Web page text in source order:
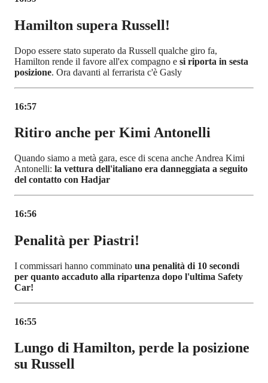
Hamilton supera Russell!
Dopo essere stato superato da Russell qualche giro fa,
Hamilton rende il favore all'ex compagno e si riporta in sesta
posizione. Ora davanti al ferrarista c'è Gasly
16:57
Ritiro anche per Kimi Antonelli
Quando siamo a metà gara, esce di scena anche Andrea Kimi
Antonelli: la vettura dell'italiano era danneggiata a seguito
del contatto con Hadjar
16:56
Penalità per Piastri!
I commissari hanno comminato una penalità di 10 secondi
per quanto accaduto alla ripartenza dopo l'ultima Safety
Car!
16:55
Lungo di Hamilton, perde la posizione
su Russell